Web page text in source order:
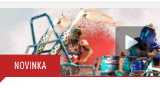
NOVINKA